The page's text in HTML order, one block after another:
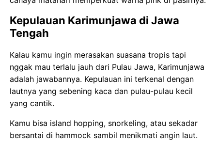
Kepulauan Karimunjawa di Jawa
Tengah
Kalau kamu ingin merasakan suasana tropis tapi
nggak mau terlalu jauh dari Pulau Jawa, Karimunjawa
adalah jawabannya. Kepulauan ini terkenal dengan
lautnya yang sebening kaca dan pulau-pulau kecil
yang cantik.
Kamu bisa island hopping, snorkeling, atau sekadar
bersantai di hammock sambil menikmati angin laut.